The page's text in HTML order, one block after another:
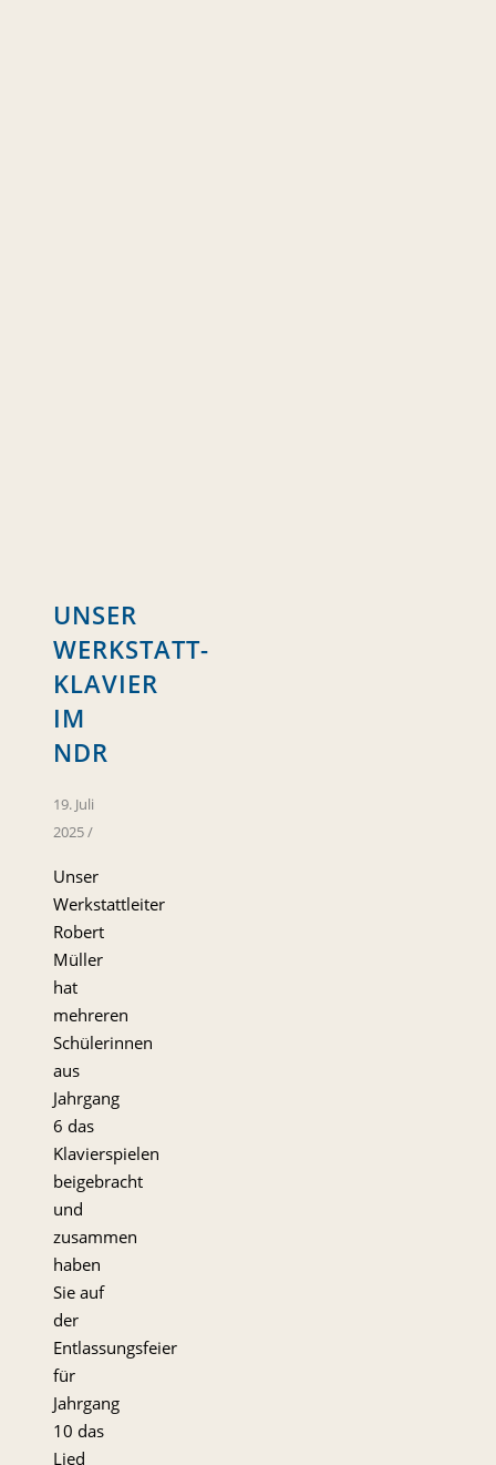
UNSER
WERKSTATT-
KLAVIER
IM
NDR
19. Juli
2025/
Unser
Werkstattleiter
Robert
Müller
hat
mehreren
Schülerinnen
aus
Jahrgang
6 das
Klavierspielen
beigebracht
und
zusammen
haben
Sie auf
der
Entlassungsfeier
für
Jahrgang
10 das
Lied